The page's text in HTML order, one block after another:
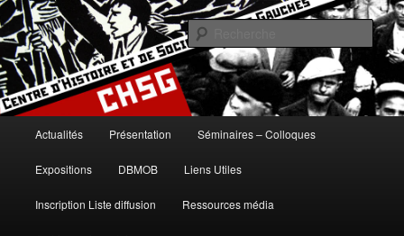
Aller
au
contenu
principalCentre d'Histoire et de Sociologie
des Gauches
histoire, gauches, gauche, communisme, syndicalisme, ouvrier, socialisme,
trotskysme, anarchisme, mouvement, emancipation, ULB
principal
Actualités Présentation Séminaires – Colloques
Expositions DBMOB Liens Utiles
Inscription Liste diffusion Ressources média